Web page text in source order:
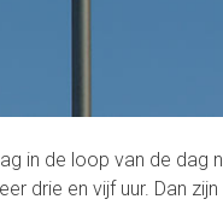
in de loop van de dag
drie en vijf uur. Dan